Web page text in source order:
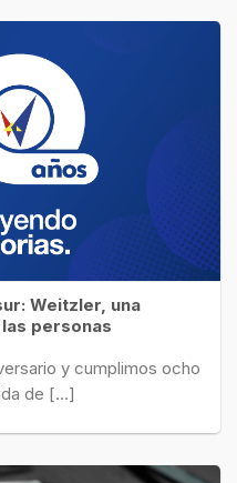
Weitzler, una
personas
y cumplimos ocho
de [...]